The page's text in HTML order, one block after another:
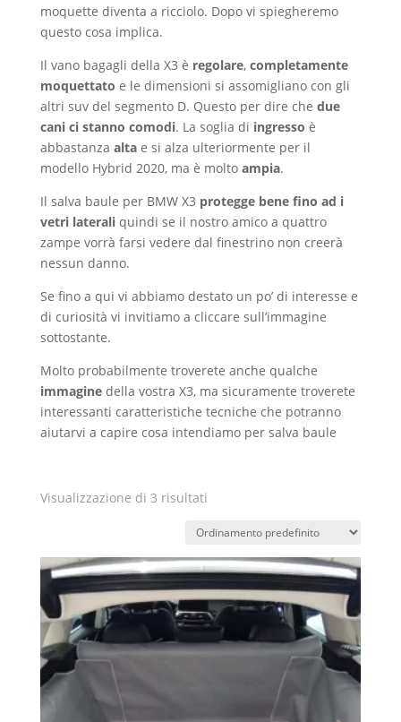
moquette diventa a ricciolo. Dopo vi spiegheremo
questo cosa implica.
Il vano bagagli della X3 è regolare, completamente
moquettato e le dimensioni si assomigliano con gli
altri suv del segmento D. Questo per dire che due
cani ci stanno comodi. La soglia di ingresso è
abbastanza altae si alza ulteriormente per il
modello Hybrid 2020, ma è molto ampia.
Il salva baule per BMW X3 protegge bene fino ad i
vetri lateraliquindi se il nostro amico a quattro
zampe vorrà farsi vedere dal finestrino non creerà
nessun danno.
Se fino a qui vi abbiamo destato un po’ di interesse e
di curiosità vi invitiamo a cliccare sull’immagine
sottostante.
Molto probabilmente troverete anche qualche
immaginedella vostra X3, ma sicuramente troverete
interessanti caratteristiche tecniche che potranno
aiutarvi a capire cosa intendiamo per salva baule
Visualizzazione di 3 risultati